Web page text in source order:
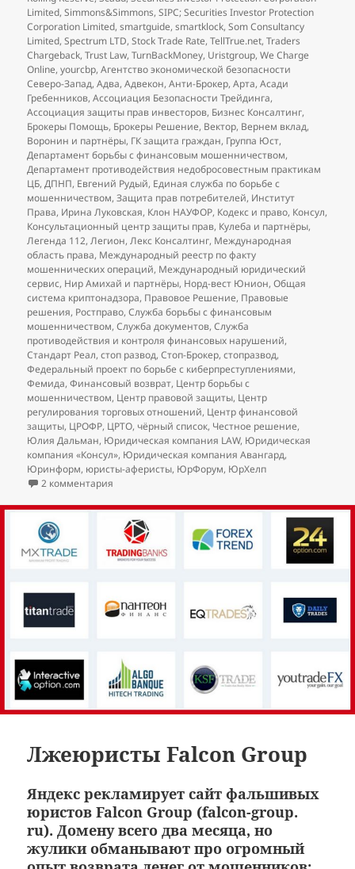
Limited,Simmons&Simmons,SIPC; Securities Investor Protection
Corporation Limited,smartguide,smartklock,Som Consultancy
Limited,Spectrum LTD,Stock Trade Rate,TellTrue.net,Traders
Chargeback,Trust Law,TurnBackMoney, Uristgroup,We Charge
Online,yourcbp,Агентство экономической безопасности
Северо-Запад,Адва,Адвекон,Анти-Брокер,Арта,Асади
Гребенников,Ассоциация Безопасности Трейдинга,
Ассоциация защиты прав инвесторов, Бизнес Консалтинг,
Брокеры Помощь, Брокеры Решение, Вектор, Вернем вклад,
Воронин и партнёры, ГК защита граждан, Группа Юст,
Департамент борьбы с финансовым мошенничеством,
Департамент противодействия недобросовестным практикам
ЦБ,ДПНП, Евгений Рудый, Единая служба по борьбе с
мошенничеством,Защита прав потребителей, Институт
Права, Ирина Луковская, Клон НАУФОР, Кодекс и право, Консул,
Консультационный центр защиты прав, Кулеба и партнёры,
Легенда 112,Легион,Лекс Консалтинг, Международная
область права, Международный реестр по факту
мошеннических операций, Международный юридический
сервис, Нир Амихай и партнёры, Норд-вест Юнион,Общая
система криптонадзора, Правовое Решение, Правовые
решения, Ростправо,Служба борьбы с финансовым
мошенничеством,Служба документов,Служба
противодействия и контроля финансовых нарушений,
Стандарт Реал,стоп развод,Стоп-Брокер,стопразвод,
Федеральный проект по борьбе с киберпреступлениями,
Фемида,Финансовый возврат, Центр борьбы с
мошенничеством, Центр правовой защиты, Центр
регулирования торговых отношений, Центр финансовой
защиты, ЦРОФР, ЦРТО, чёрный список, Честное решение,
Юлия Дальман, Юридическая компания LAW, Юридическая
компания «Консул», Юридическая компания Авангард,
Юринформ, юристы-аферисты, ЮрФорум, ЮрХелп
2 комментария
Лжеюристы Falcon Group
Яндекс рекламирует сайт фальшивых
юристов Falcon Group (falcon-group.
ru). Домену всего два месяца, но
жулики обманывают про огромный